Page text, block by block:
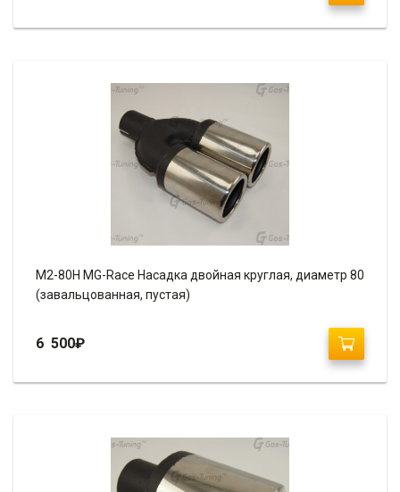
М2-80H MG-Race Насадка двойная круглая, диаметр 80
(завальцованная, пустая)
6 500₽